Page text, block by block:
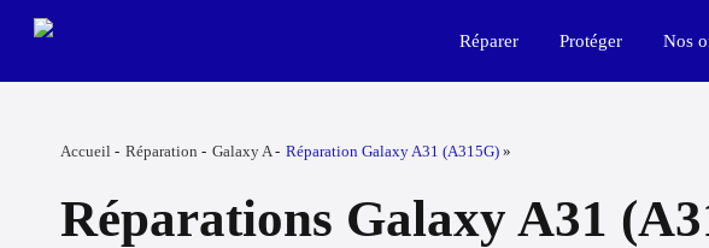
Réparer Protéger Nos
Accueil Réparation Galaxy A Réparation Galaxy A31 (A315G)
Réparations Galaxy A31